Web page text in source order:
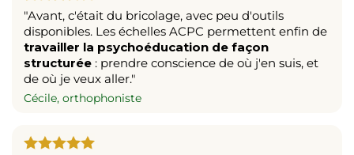
"Avant, c'était du bricolage, avec peu d'outils
disponibles. Les échelles ACPC permettent enfin de
travailler la psychoéducation de façon
structurée : prendre conscience de où j'en suis, et
de où je veux aller."
Cécile, orthophoniste